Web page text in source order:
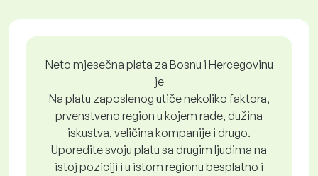
Neto mjesečna plata za Bosnu i Hercegovinu
je
Na platu zaposlenog utiče nekoliko faktora,
prvenstveno region u kojem rade, dužina
iskustva, veličina kompanije i drugo.
Uporedite svoju platu sa drugim ljudima na
istoj poziciji i u istom regionu besplatno i